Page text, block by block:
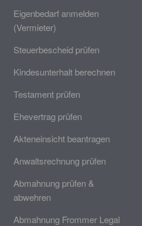
Eigenbedarf anmelden
(Vermieter)
Steuerbescheid prüfen
Kindesunterhalt berechnen
Testament prüfen
Ehevertrag prüfen
Akteneinsicht beantragen
Anwaltsrechnung prüfen
Abmahnung prüfen &
abwehren
Abmahnung Frommer Legal